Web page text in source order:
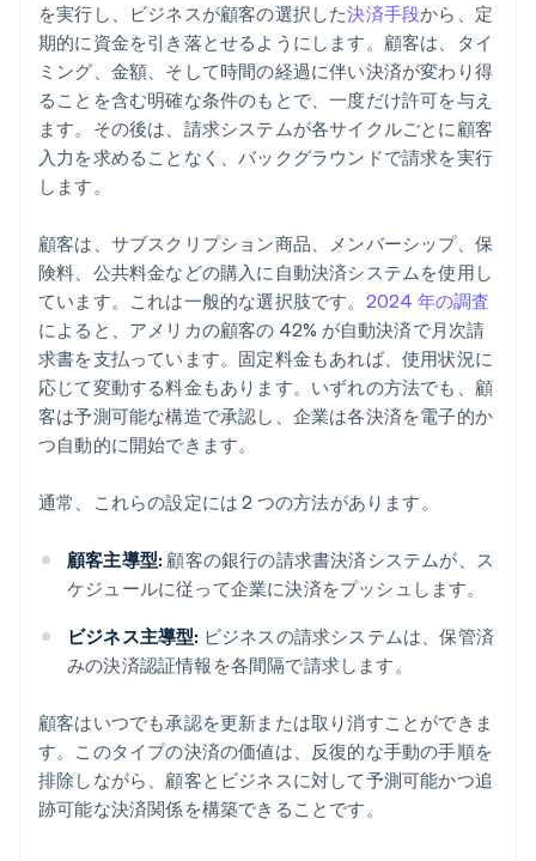
を実行し、ビジネスが顧客の選択した決済手段から、定
期的に資金を引き落とせるようにします。顧客は、タイ
ミング、金額、そして時間の経過に伴い決済が変わり得
ることを含む明確な条件のもとで、一度だけ許可を与え
ます。その後は、請求システムが各サイクルごとに顧客
入力を求めることなく、バックグラウンドで請求を実行
します。
顧客は、サブスクリプション商品、メンバーシップ、保
険料、公共料金などの購入に自動決済システムを使用し
ています。これは一般的な選択肢です。 2024 年の調査
によると、アメリカの顧客の 42% が自動決済で月次請
求書を支払っています。固定料金もあれば、使用状況に
応じて変動する料金もあります。いずれの方法でも、顧
客は予測可能な構造で承認し、企業は各決済を電子的か
つ自動的に開始できます。
通常、これらの設定には 2 つの方法があります。
顧客主導型: 顧客の銀行の請求書決済システムが、ス
ケジュールに従って企業に決済をプッシュします。
ビジネス主導型: ビジネスの請求システムは、保管済
みの決済認証情報を各間隔で請求します。
顧客はいつでも承認を更新または取り消すことができま
す。このタイプの決済の価値は、反復的な手動の手順を
排除しながら、顧客とビジネスに対して予測可能かつ追
跡可能な決済関係を構築できることです。